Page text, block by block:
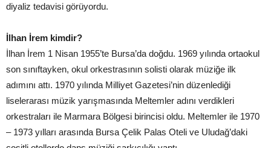
diyaliz tedavisi görüyordu.
İlhan İrem kimdir?
İlhan İrem 1 Nisan 1955’te Bursa’da doğdu. 1969 yılında ortaokul
son sınıftayken, okul orkestrasının solisti olarak müziğe ilk
adımını attı. 1970 yılında Milliyet Gazetesi’nin düzenlediği
liselerarası müzik yarışmasında Meltemler adını verdikleri
orkestraları ile Marmara Bölgesi birincisi oldu. Meltemler ile 1970
– 1973 yılları arasında Bursa Çelik Palas Oteli ve Uludağ’daki